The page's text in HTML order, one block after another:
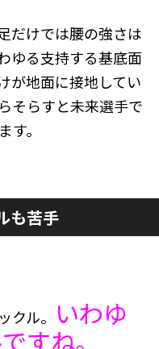
だけでは腰の強さは
ゆる支持する基底面
が地面に接地してい
そらすと未来選手で
。
も苦手
ル。 いわゆ
すね。